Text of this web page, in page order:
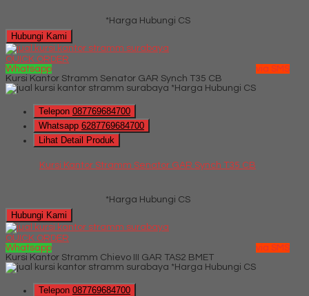
*Harga Hubungi CS
Hubungi Kami
QUICK ORDER
Whatsapp
via SMS
Kursi Kantor Stramm Senator GAR Synch T35 CB
*Harga Hubungi CS
Telepon 087769684700
Whatsapp 6287769684700
Lihat Detail Produk
Kursi Kantor Stramm Senator GAR Synch T35 CB
*Harga Hubungi CS
Hubungi Kami
QUICK ORDER
Whatsapp
via SMS
Kursi Kantor Stramm Chievo III GAR TAS2 BMET
*Harga Hubungi CS
Telepon 087769684700